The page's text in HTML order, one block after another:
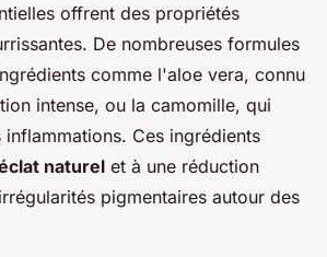
offrent des propriétés
De nombreuses formules
comme l'aloe vera, connu
intense, ou la camomille, qui
Ces ingrédients
naturel et à une réduction
pigmentaires autour des